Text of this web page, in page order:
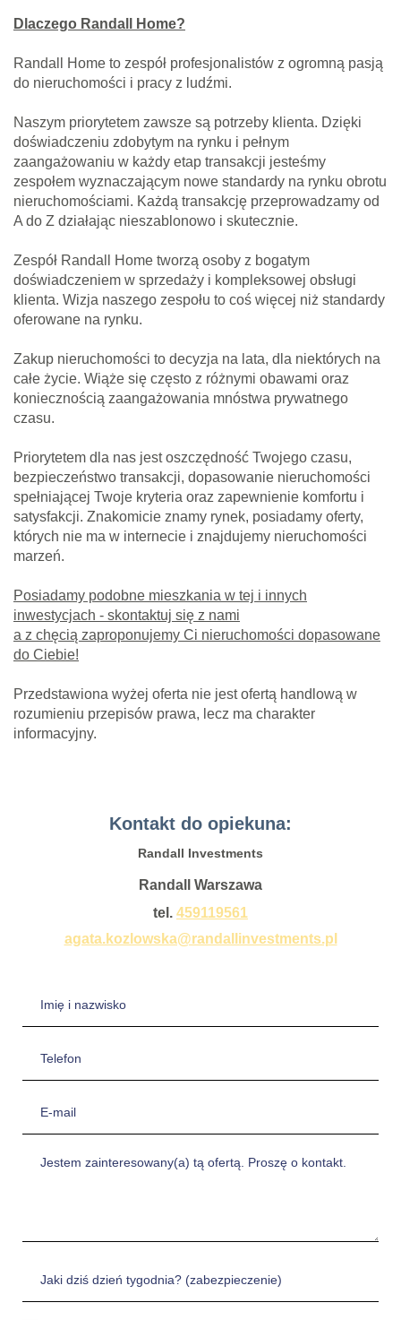
Dlaczego Randall Home?
Randall Home to zespół profesjonalistów z ogromną pasją
do nieruchomości i pracy z ludźmi.
Naszym priorytetem zawsze są potrzeby klienta. Dzięki
doświadczeniu zdobytym na rynku i pełnym
zaangażowaniu w każdy etap transakcji jesteśmy
zespołem wyznaczającym nowe standardy na rynku obrotu
nieruchomościami. Każdą transakcję przeprowadzamy od
A do Z działając nieszablonowo i skutecznie.
Zespół Randall Home tworzą osoby z bogatym
doświadczeniem w sprzedaży i kompleksowej obsługi
klienta. Wizja naszego zespołu to coś więcej niż standardy
oferowane na rynku.
Zakup nieruchomości to decyzja na lata, dla niektórych na
całe życie. Wiąże się często z różnymi obawami oraz
koniecznością zaangażowania mnóstwa prywatnego
czasu.
Priorytetem dla nas jest oszczędność Twojego czasu,
bezpieczeństwo transakcji, dopasowanie nieruchomości
spełniającej Twoje kryteria oraz zapewnienie komfortu i
satysfakcji. Znakomicie znamy rynek, posiadamy oferty,
których nie ma w internecie i znajdujemy nieruchomości
marzeń.
Posiadamy podobne mieszkania w tej i innych
inwestycjach - skontaktuj się z nami
a z chęcią zaproponujemy Ci nieruchomości dopasowane
do Ciebie!
Przedstawiona wyżej oferta nie jest ofertą handlową w
rozumieniu przepisów prawa, lecz ma charakter
informacyjny.
Kontakt do opiekuna:
Randall Investments
Randall Warszawa
tel. 459119561
agata.kozlowska@randallinvestments.pl